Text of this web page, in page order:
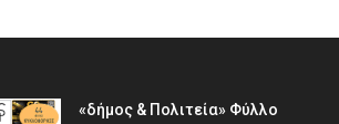
«δήμος & Πολιτεία» Φύλλο